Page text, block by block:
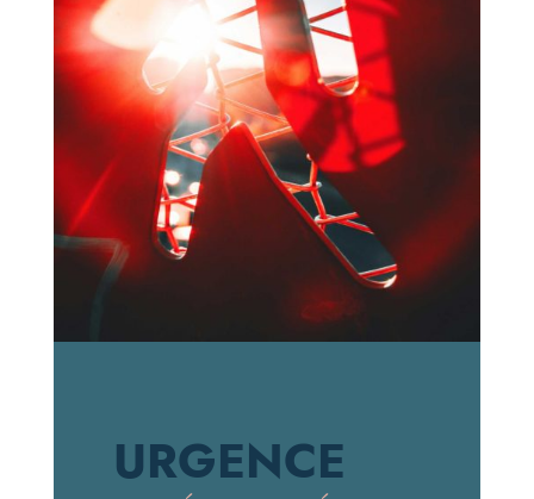
URGENCE